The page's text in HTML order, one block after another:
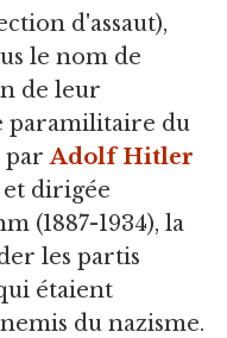
d'assaut),
le nom de
de leur
paramilitaire du
parAdolf Hitler
et dirigée
(1887-1934), la
les partis
étaient
du nazisme.